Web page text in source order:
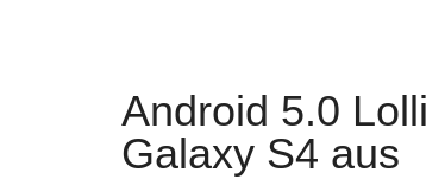
Android 5.0
Galaxy S4 aus